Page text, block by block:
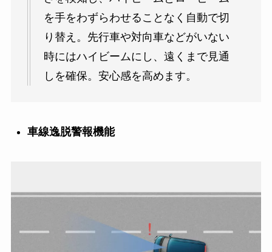
を手をわずらわせることなく自動で切
り替え。先行車や対向車などがいない
時にはハイビームにし、遠くまで見通
しを確保。安心感を高めます。
車線逸脱警報機能